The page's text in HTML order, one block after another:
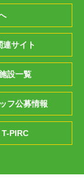
連サイト
設一覧
フ公募情報
T-PIRC